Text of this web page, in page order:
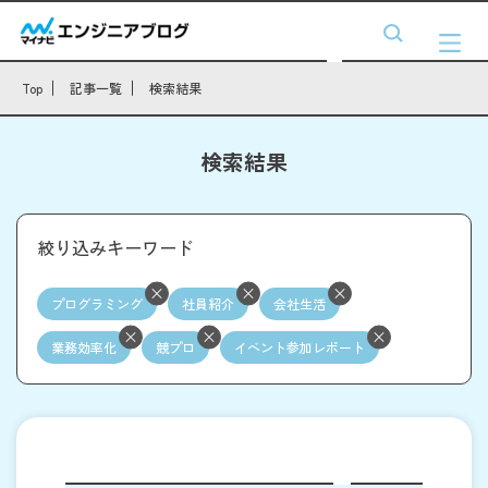
Top 記事一覧 検索結果
検索結果
絞り込みキーワード
プログラミング 社員紹介 会社生活
業務効率化 競プロ イベント参加レポート